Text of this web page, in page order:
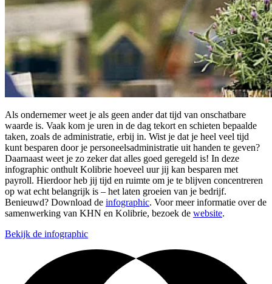
Als ondernemer weet je als geen ander dat tijd van onschatbare
waarde is. Vaak kom je uren in de dag tekort en schieten bepaalde
taken, zoals de administratie, erbij in. Wist je dat je heel veel tijd
kunt besparen door je personeelsadministratie uit handen te geven?
Daarnaast weet je zo zeker dat alles goed geregeld is! In deze
infographic onthult Kolibrie hoeveel uur jij kan besparen met
payroll. Hierdoor heb jij tijd en ruimte om je te blijven concentreren
op wat echt belangrijk is – het laten groeien van je bedrijf.
Benieuwd? Download de infographic. Voor meer informatie over de
samenwerking van KHN en Kolibrie, bezoek de website.
Bekijk de infographic